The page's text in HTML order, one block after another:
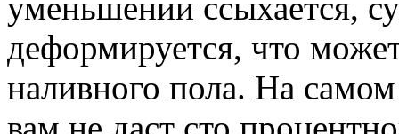
деформируется, что
наливного пола. На